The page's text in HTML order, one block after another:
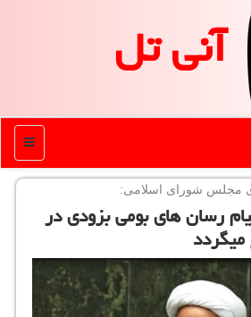
آنی تل
منو
مجلس شورای اسلامی:
رسان های بومی بزودی در